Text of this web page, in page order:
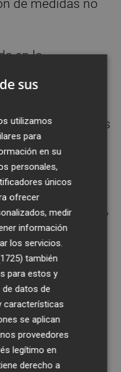
de medidas no
en la
necesidad de
e higiene en
de la
han hecho que las
de todos
sean tan
otro periodo
que se presentan,
las
se registraron
de
matrimonial,
un año
Valenciana
disolución
sus
utilizamos
para
en su
personales,
únicos
ofrecer
medir
información
los servicios.
también
para estos y
datos de
características
se aplican
proveedores
legítimo en
derecho a